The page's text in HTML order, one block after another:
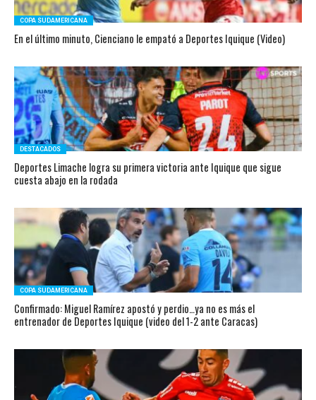
COPA SUDAMERICANA
En el último minuto, Cienciano le empató a Deportes Iquique (Video)
DESTACADOS
Deportes Limache logra su primera victoria ante Iquique que sigue
cuesta abajo en la rodada
COPA SUDAMERICANA
Confirmado: Miguel Ramírez apostó y perdio…ya no es más el
entrenador de Deportes Iquique (video del 1-2 ante Caracas)